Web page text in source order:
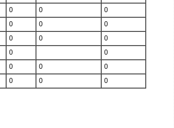
0 0
0
0 0
0
0 0
0
0
0
0 0
0
0 0 0